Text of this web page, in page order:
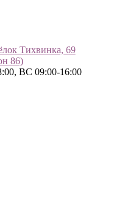
Тихвинка, 69
86)
ВС 09:00-16:00